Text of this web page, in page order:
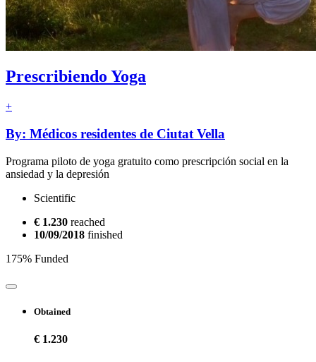
Prescribiendo Yoga
+
By: Médicos residentes de Ciutat Vella
Programa piloto de yoga gratuito como prescripción social en la
ansiedad y la depresión
Scientific
€ 1.230 reached
10/09/2018 finished
175% Funded
Obtained
€ 1.230